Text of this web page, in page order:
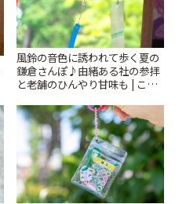
風鈴の音色に誘われて歩く夏の
鎌倉さんぽ♪由緒ある社の参拝
と老舗のひんやり甘味も | こと